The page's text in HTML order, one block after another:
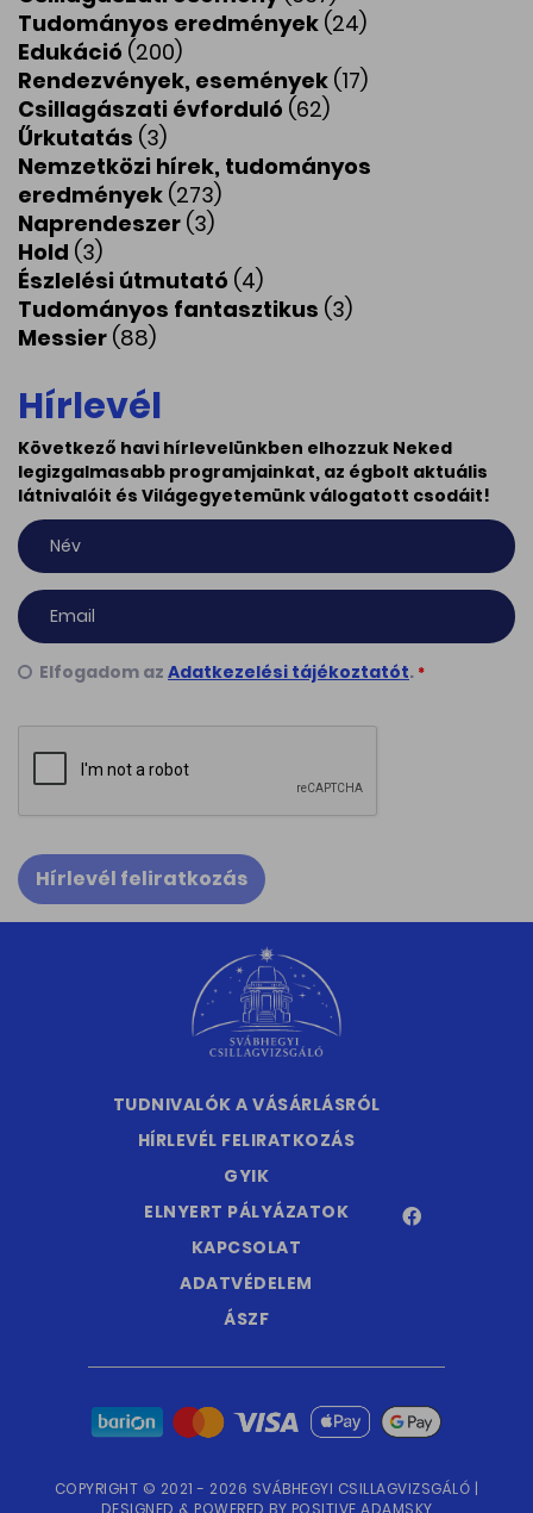
Tudományos eredmények (24)
Edukáció (200)
Rendezvények, események (17)
Csillagászati évforduló (62)
Űrkutatás (3)
Nemzetközi hírek, tudományos
eredmények (273)
Naprendeszer (3)
Hold (3)
Észlelési útmutató (4)
Tudományos fantasztikus (3)
Messier (88)
Hírlevél
Következő havi hírlevelünkben elhozzuk Neked
legizgalmasabb programjainkat, az égbolt aktuális
látnivalóit és Világegyetemünk válogatott csodáit!
Elfogadom az Adatkezelési tájékoztatót. *
Hírlevél feliratkozás
TUDNIVALÓK A VÁSÁRLÁSRÓL
HÍRLEVÉL FELIRATKOZÁS
GYIK
ELNYERT PÁLYÁZATOK
KAPCSOLAT
ADATVÉDELEM
ÁSZF
COPYRIGHT © 2021 - 2026 SVÁBHEGYI CSILLAGVIZSGÁLÓ |